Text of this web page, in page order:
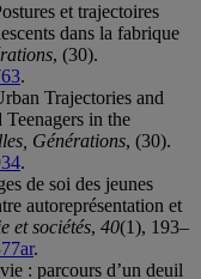
et trajectoires
dans la fabrique
, (30).
.
Trajectories and
in the
Générations, (30).
.
de soi des jeunes
autoreprésentation et
et sociétés, 40(1), 193–
.
: parcours d’un deuil